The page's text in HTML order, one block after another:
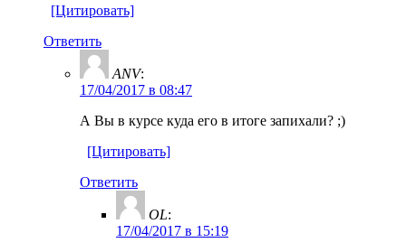
[Цитировать]
Ответить
ANV:
17/04/2017 в 08:47
А Вы в курсе куда его в итоге запихали? ;)
[Цитировать]
Ответить
OL:
17/04/2017 в 15:19